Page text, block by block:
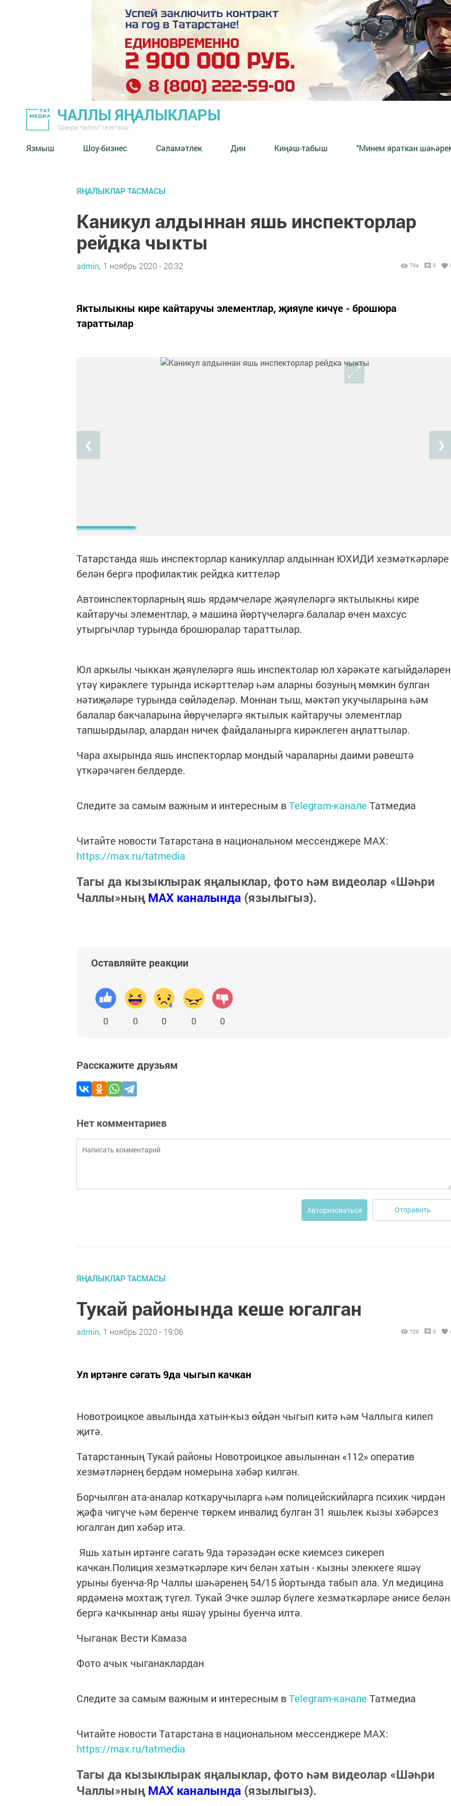
ЧАЛЛЫ ЯҢАЛЫКЛАРЫ
"Шәһри Чаллы" газетасы
Язмыш Шоу-бизнес Сәламәтлек Дин Киңәш-табыш "Минем яраткан
ЯҢАЛЫКЛАР ТАСМАСЫ
Каникул алдыннан яшь инспекторлар
рейдка чыкты
admin, 1 ноябрь 2020 - 20:32 704 0
Яктылыкны кире кайтаручы элементлар, җияүле кичүе - брошюра
тараттылар
❮ ❯
Татарстанда яшь инспекторлар каникуллар алдыннан ЮХИДИ хезмәткәрләре
белән бергә профилактик рейдка киттеләр
Автоинспекторларның яшь ярдәмчеләре җәяүлеләргә яктылыкны кире
кайтаручы элементлар, ә машина йөртүчеләргә балалар өчен махсус
утыргычлар турында брошюралар тараттылар.
Юл аркылы чыккан җәяүлеләргә яшь инспектолар юл хәрәкәте кагыйдәләрен
үтәү кирәклеге турында искәрттеләр һәм аларны бозуның мөмкин булган
нәтиҗәләре турында сөйләделәр. Моннан тыш, мәктәп укучыларына һәм
балалар бакчаларына йөрүчеләргә яктылык кайтаручы элементлар
тапшырдылар, алардан ничек файдаланырга кирәклеген аңлаттылар.
Чара ахырында яшь инспекторлар мондый чараларны даими рәвештә
үткәрәчәген белдерде.
Следите за самым важным и интересным вTelegram-канале Татмедиа
Читайте новости Татарстана в национальном мессенджере MАХ:
https://max.ru/tatmedia
Тагы да кызыклырак яңалыклар, фото һәм видеолар «Шәһри
Чаллы»ныңMAX каналында (язылыгыз).
Оставляйте реакции
0 0 0 0 0
Расскажите друзьям
Нет комментариев
Авторизоваться Отправить
ЯҢАЛЫКЛАР ТАСМАСЫ
Тукай районында кеше югалган
admin, 1 ноябрь 2020 - 19:06 720 0
Ул иртәнге сәгать 9да чыгып качкан
Новотроицкое авылында хатын-кыз өйдән чыгып китә һәм Чаллыга килеп
җитә.
Татарстанның Тукай районы Новотроицкое авылыннан «112» оператив
хезмәтләрнең бердәм номерына хәбәр килгән.
Борчылган ата-аналар коткаручыларга һәм полицейскийларга психик чирдән
җәфа чигүче һәм беренче төркем инвалид булган 31 яшьлек кызы хәбәрсез
югалган дип хәбәр итә.
Яшь хатын иртәнге сәгать 9да тәрәзәдән өске киемсез сикереп
качкан.Полиция хезмәткәрләре кич белән хатын - кызны элеккеге яшәү
урыны буенча-Яр Чаллы шәһәренең 54/15 йортында табып ала. Ул медицина
ярдәменә мохтаҗ түгел. Тукай Эчке эшләр бүлеге хезмәткәрләре әнисе белән
бергә качкыннар аны яшәү урыны буенча илтә.
Чыганак Вести Камаза
Фото ачык чыганаклардан
Следите за самым важным и интересным вTelegram-канале Татмедиа
Читайте новости Татарстана в национальном мессенджере MАХ:
https://max.ru/tatmedia
Тагы да кызыклырак яңалыклар, фото һәм видеолар «Шәһри
Чаллы»ныңMAX каналында (язылыгыз).